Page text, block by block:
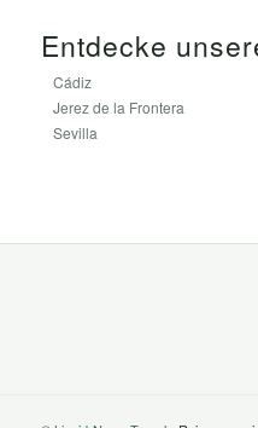
Entdecke
Cádiz
Jerez de la Frontera
Sevilla